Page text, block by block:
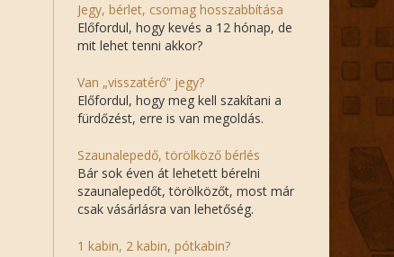
Jegy, bérlet, csomag hosszabbítása
Előfordul, hogy kevés a 12 hónap, de
mit lehet tenni akkor?
Van „visszatérő” jegy?
Előfordul, hogy meg kell szakítani a
fürdőzést, erre is van megoldás.
Szaunalepedő, törölköző bérlés
Bár sok éven át lehetett bérelni
szaunalepedőt, törölközőt, most már
csak vásárlásra van lehetőség.
1 kabin, 2 kabin, pótkabin?